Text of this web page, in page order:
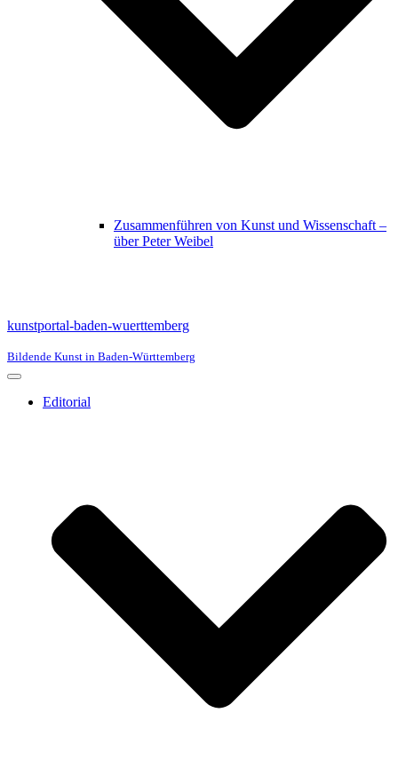
Zusammenführen von Kunst und Wissenschaft –
über Peter Weibel
Uli Rothfuss
Harald Schwiers
kunstportal-baden-wuerttemberg
Bildende Kunst in Baden-Württemberg
Navigationsmenü
Editorial